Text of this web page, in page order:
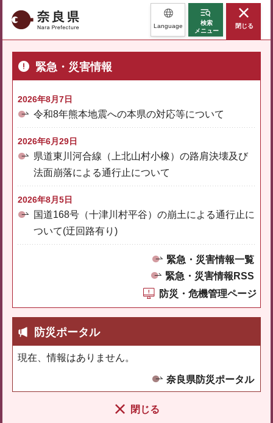
奈良県 Language
検索
メニュー
閉じる
緊急・災害情報
2026年8月7日
令和8年熊本地震への本県の対応等について
2026年6月29日
県道東川河合線（上北山村小橡）の路肩決壊及び
法面崩落による通行止について
2026年8月5日
国道168号（十津川村平谷）の崩土による通行止に
ついて(迂回路有り)
緊急・災害情報一覧
緊急・災害情報RSS
防災・危機管理ページ
防災ポータル
現在、情報はありません。
奈良県防災ポータル
閉じる